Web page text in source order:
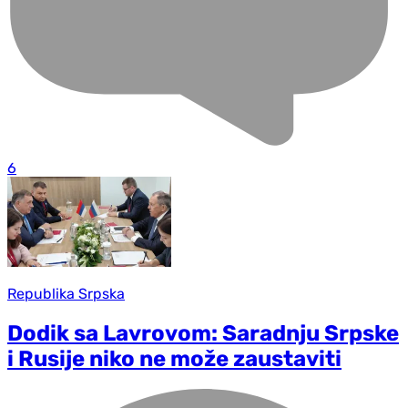
6
Republika Srpska
Dodik sa Lavrovom: Saradnju Srpske
i Rusije niko ne može zaustaviti